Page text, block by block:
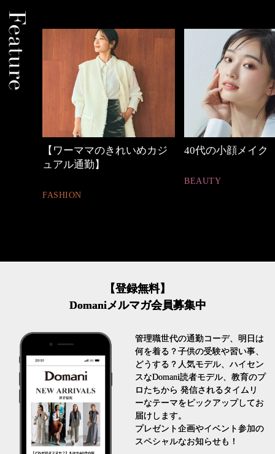
40代の小顔メイク
心地よくいられる
【登録無料】
Domaniメルマガ会員募集中
管理職世代の通勤コーデ、明日は
何を着る？子供の受験や習い事、
どうする？人気モデル、ハイセン
スなDomani読者モデル、教育のプ
ロたちから 発信されるタイムリ
ーなテーマをピックアップしてお
届けします。
プレゼント企画やイベント参加の
スペシャルなお知らせも！